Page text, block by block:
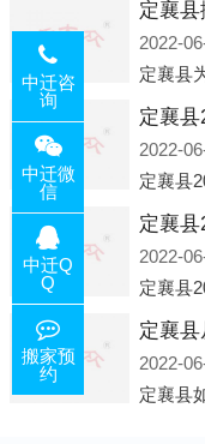
定襄
2022-
2022-
2022-
2022-
中迁咨
询
中迁微
信
中迁Q
Q
搬家预
约